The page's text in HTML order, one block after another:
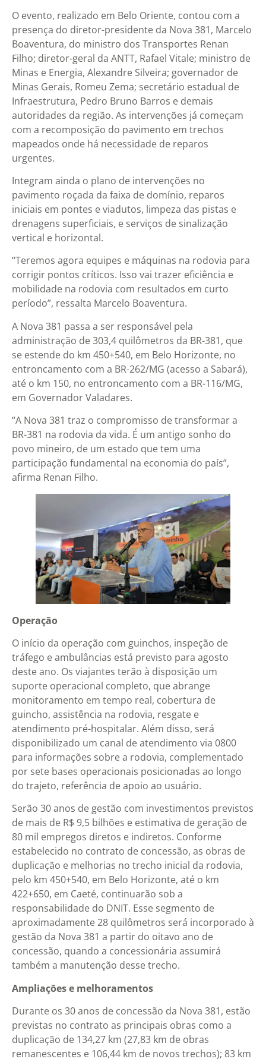
O evento, realizado em Belo Oriente, contou com a
presença do diretor-presidente da Nova 381, Marcelo
Boaventura, do ministro dos Transportes Renan
Filho; diretor-geral da ANTT, Rafael Vitale; ministro de
Minas e Energia, Alexandre Silveira; governador de
Minas Gerais, Romeu Zema; secretário estadual de
Infraestrutura, Pedro Bruno Barros e demais
autoridades da região. As intervenções já começam
com a recomposição do pavimento em trechos
mapeados onde há necessidade de reparos
urgentes.
Integram ainda o plano de intervenções no
pavimento roçada da faixa de domínio, reparos
iniciais em pontes e viadutos, limpeza das pistas e
drenagens superficiais, e serviços de sinalização
vertical e horizontal.
“Teremos agora equipes e máquinas na rodovia para
corrigir pontos críticos. Isso vai trazer eficiência e
mobilidade na rodovia com resultados em curto
período”, ressalta Marcelo Boaventura.
A Nova 381 passa a ser responsável pela
administração de 303,4 quilômetros da BR-381, que
se estende do km 450+540, em Belo Horizonte, no
entroncamento com a BR-262/MG (acesso a Sabará),
até o km 150, no entroncamento com a BR-116/MG,
em Governador Valadares.
“A Nova 381 traz o compromisso de transformar a
BR-381 na rodovia da vida. É um antigo sonho do
povo mineiro, de um estado que tem uma
participação fundamental na economia do país”,
afirma Renan Filho.
Operação
O início da operação com guinchos, inspeção de
tráfego e ambulâncias está previsto para agosto
deste ano. Os viajantes terão à disposição um
suporte operacional completo, que abrange
monitoramento em tempo real, cobertura de
guincho, assistência na rodovia, resgate e
atendimento pré-hospitalar. Além disso, será
disponibilizado um canal de atendimento via 0800
para informações sobre a rodovia, complementado
por sete bases operacionais posicionadas ao longo
do trajeto, referência de apoio ao usuário.
Serão 30 anos de gestão com investimentos previstos
de mais de R$ 9,5 bilhões e estimativa de geração de
80 mil empregos diretos e indiretos. Conforme
estabelecido no contrato de concessão, as obras de
duplicação e melhorias no trecho inicial da rodovia,
pelo km 450+540, em Belo Horizonte, até o km
422+650, em Caeté, continuarão sob a
responsabilidade do DNIT. Esse segmento de
aproximadamente 28 quilômetros será incorporado à
gestão da Nova 381 a partir do oitavo ano de
concessão, quando a concessionária assumirá
também a manutenção desse trecho.
Ampliações e melhoramentos
Durante os 30 anos de concessão da Nova 381, estão
previstas no contrato as principais obras como a
duplicação de 134,27 km (27,83 km de obras
remanescentes e 106,44 km de novos trechos); 83 km